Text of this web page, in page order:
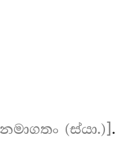
(ස්යා.)] .